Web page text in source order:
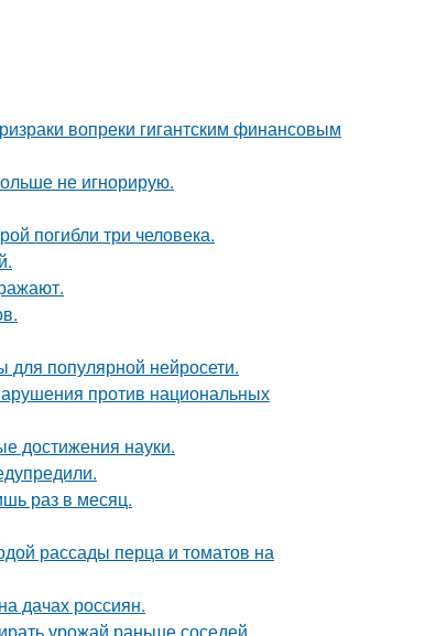
вопреки гигантским финансовым
не игнорирую.
погибли три человека.
для популярной нейросети.
против национальных
достижения науки.
раз в месяц.
рассады перца и томатов на
дачах россиян.